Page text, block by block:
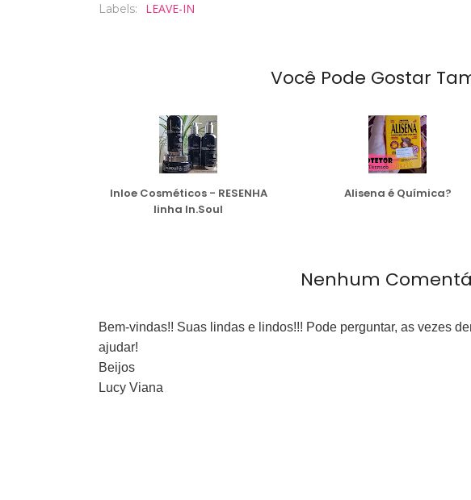
Labels: LEAVE-IN
Você Pode Gostar
Inloe Cosméticos - RESENHA
linha In.Soul
Alisena é Química?
Nenhum
Bem-vindas!! Suas lindas e lindos!!! Pode perguntar, as vezes
ajudar!
Beijos
Lucy Viana